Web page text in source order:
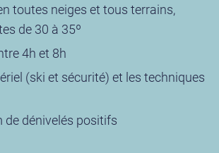
toutes neiges et tous terrains,
de 30 à 35º
4h et 8h
(ski et sécurité) et les techniques
de dénivelés positifs